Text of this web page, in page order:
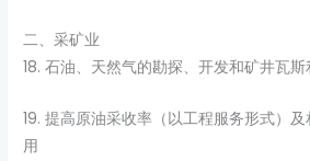
二、采矿业
18. 石油、天然气的勘探、开发和矿井瓦斯
19. 提高原油采收率（以工程服务形式）
用